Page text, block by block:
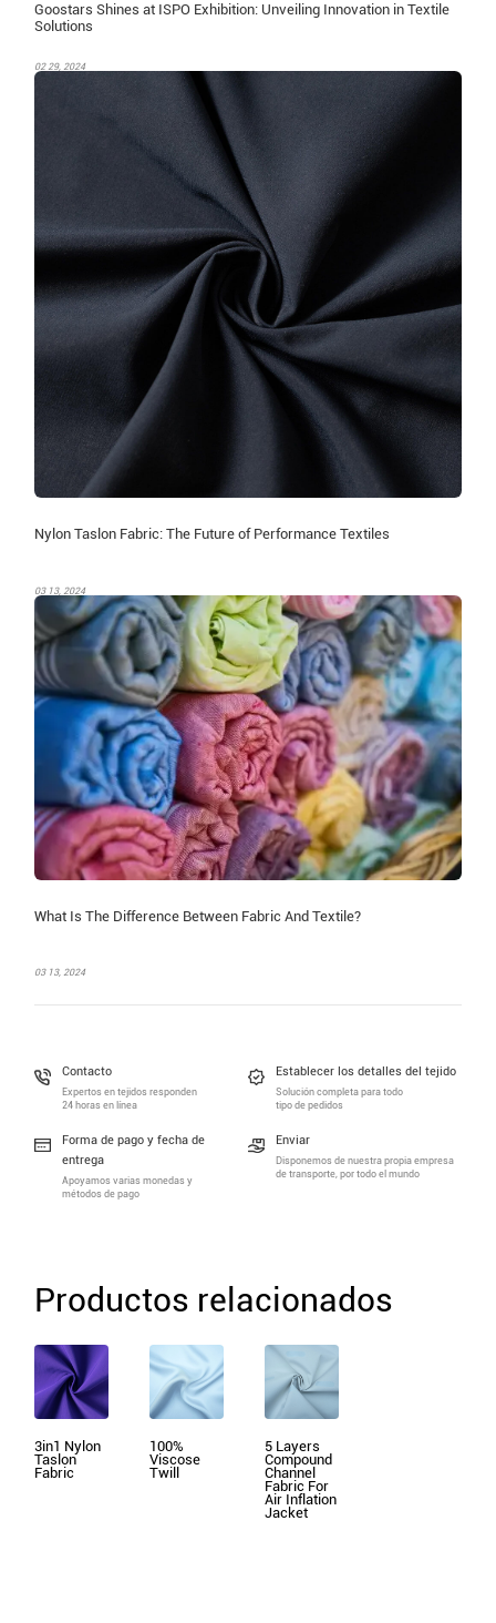
Goostars Shines at ISPO Exhibition: Unveiling Innovation in Textile
Solutions
02 29, 2024
Nylon Taslon Fabric: The Future of Performance Textiles
03 13, 2024
What Is The Difference Between Fabric And Textile?
03 13, 2024
Contacto
Expertos en tejidos responden
24 horas en línea
Establecer los detalles del tejido
Solución completa para todo
tipo de pedidos
Forma de pago y fecha de
entrega
Apoyamos varias monedas y
métodos de pago
Enviar
Disponemos de nuestra propia empresa
de transporte, por todo el mundo
Productos relacionados
3in1 Nylon
Taslon
Fabric
100%
Viscose
Twill
5 Layers
Compound
Channel
Fabric For
Air Inflation
Jacket